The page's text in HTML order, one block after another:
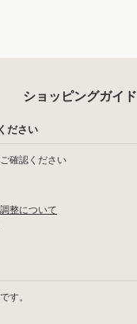
ショッピングガイド
ださい
確認ください
整について
す。